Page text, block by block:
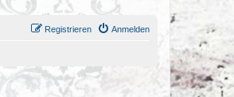
Anmelden
Registrieren